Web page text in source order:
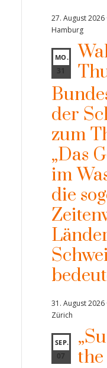
„Künstliche Intelligenz und
Ethik: Die ChatGPT-
Künstliche Intelligenz und
Ethik: Die ChatGPT-Revolution
27. August 2026
Hamburg
MO.
31
der
zum
„Das
im
die
31. August 2026
Zürich
SEP.
07
the